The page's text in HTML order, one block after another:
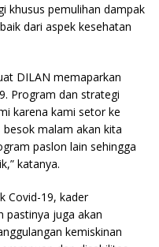
khusus pemulihan dampak
dari aspek kesehatan
DILAN memaparkan
Program dan strategi
karena kami setor ke
besok malam akan kita
paslon lain sehingga
katanya.
Covid-19, kader
pastinya juga akan
kemiskinan